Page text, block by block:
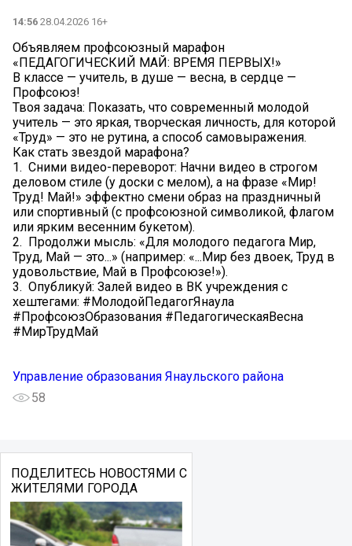
14:56 28.04.2026 16+
Объявляем профсоюзный марафон
«ПЕДАГОГИЧЕСКИЙ МАЙ: ВРЕМЯ ПЕРВЫХ!»
В классе — учитель, в душе — весна, в сердце —
Профсоюз!
Твоя задача: Показать, что современный молодой
учитель — это яркая, творческая личность, для которой
«Труд» — это не рутина, а способ самовыражения.
Как стать звездой марафона?
1. Сними видео-переворот: Начни видео в строгом
деловом стиле (у доски с мелом), а на фразе «Мир!
Труд! Май!» эффектно смени образ на праздничный
или спортивный (с профсоюзной символикой, флагом
или ярким весенним букетом).
2. Продолжи мысль: «Для молодого педагога Мир,
Труд, Май — это...» (например: «...Мир без двоек, Труд в
удовольствие, Май в Профсоюзе!»).
3. Опубликуй: Залей видео в ВК учреждения с
хештегами: #МолодойПедагогЯнаула
#ПрофсоюзОбразования #ПедагогическаяВесна
#МирТрудМай
Управление образования Янаульского района
58
ПОДЕЛИТЕСЬ НОВОСТЯМИ С
ЖИТЕЛЯМИ ГОРОДА